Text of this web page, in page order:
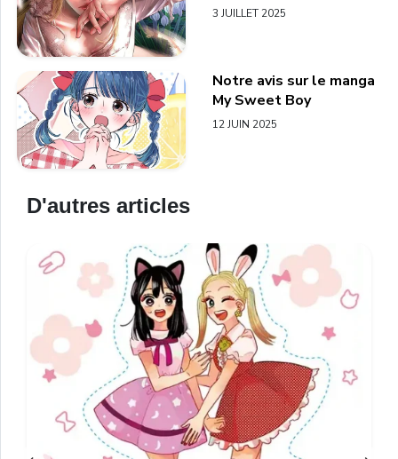
3 JUILLET 2025
Notre avis sur le manga
My Sweet Boy
12 JUIN 2025
D'autres articles